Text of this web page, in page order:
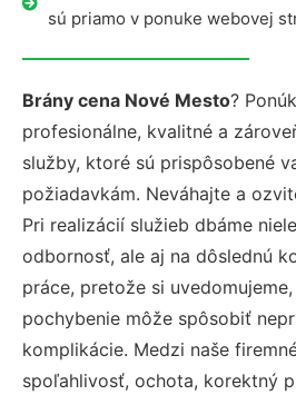
sú priamo v ponuke webovej
Brány cena Nové Mesto?
profesionálne, kvalitné a
služby, ktoré sú prispôsobené
požiadavkám. Neváhajte a
Pri realizácií služieb dbáme
odbornosť, ale aj na dôslednú
práce, pretože si
pochybenie môže spôsobiť
komplikácie. Medzi naše
spoľahlivosť, ochota, korektný